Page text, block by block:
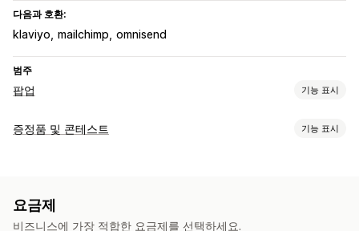
다음과 호환:
klaviyo mailchimp omnisend
범주
팝업 기능 표시
팝업 유형
팝업 관리
증정품 및 콘테스트 기능 표시
제출 관리
요금제
비즈니스에 가장 적합한 요금제를 선택하세요.